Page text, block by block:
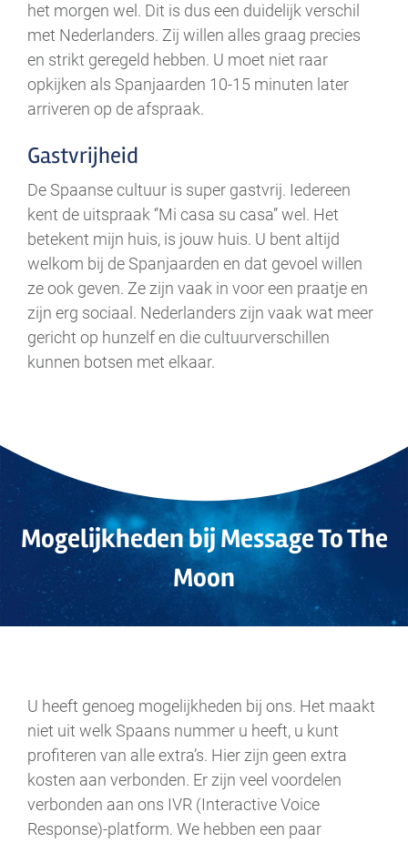
het morgen wel. Dit is dus een duidelijk verschil
met Nederlanders. Zij willen alles graag precies
en strikt geregeld hebben. U moet niet raar
opkijken als Spanjaarden 10-15 minuten later
arriveren op de afspraak.
Gastvrijheid
De Spaanse cultuur is super gastvrij. Iedereen
kent de uitspraak ‘’Mi casa su casa’’ wel. Het
betekent mijn huis, is jouw huis. U bent altijd
welkom bij de Spanjaarden en dat gevoel willen
ze ook geven. Ze zijn vaak in voor een praatje en
zijn erg sociaal. Nederlanders zijn vaak wat meer
gericht op hunzelf en die cultuurverschillen
kunnen botsen met elkaar.
Mogelijkheden bij Message To The
Moon
U heeft genoeg mogelijkheden bij ons. Het maakt
niet uit welk Spaans nummer u heeft, u kunt
profiteren van alle extra’s. Hier zijn geen extra
kosten aan verbonden. Er zijn veel voordelen
verbonden aan ons IVR (Interactive Voice
Response)-platform. We hebben een paar